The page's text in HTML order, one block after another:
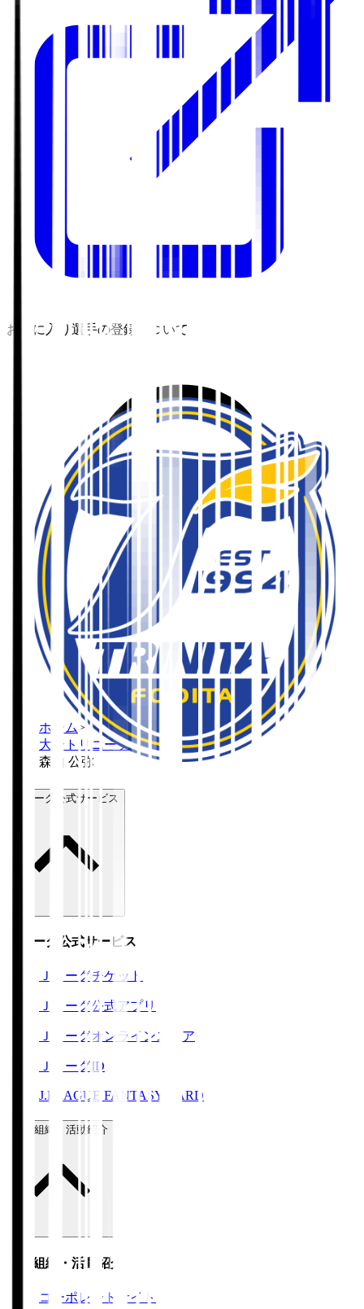
お気に入り選手の登録について
ホーム >
大分トリニータ>
森山 公弥
Ｊリーグ公式サービス
Ｊリーグ公式サービス
Ｊリーグチケット
Ｊリーグ公式アプリ
Ｊリーグオンラインストア
ＪリーグID
J.LEAGUE FANTASY CARD
運営組織・活動紹介
運営組織・活動紹介
コーポレートサイト